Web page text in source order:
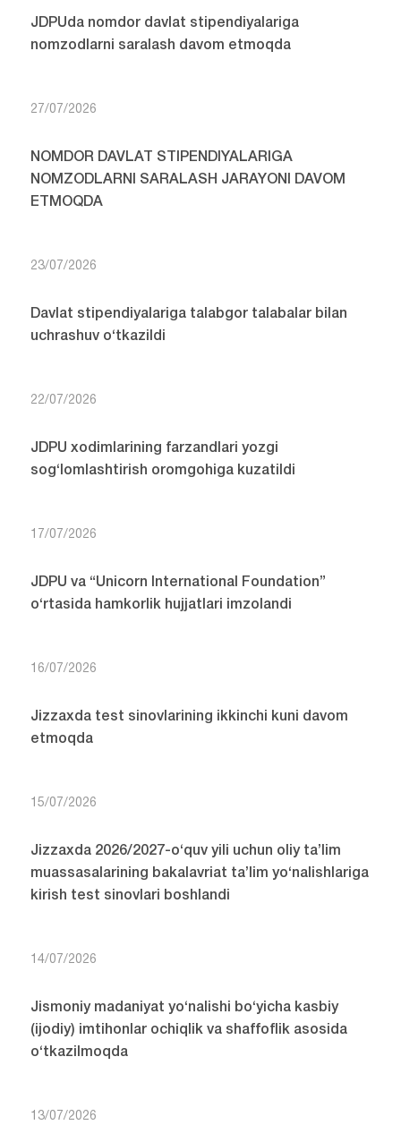
JDPUda nomdor davlat stipendiyalariga
nomzodlarni saralash davom etmoqda
27/07/2026
NOMDOR DAVLAT STIPENDIYALARIGA
NOMZODLARNI SARALASH JARAYONI DAVOM
ETMOQDA
23/07/2026
Davlat stipendiyalariga talabgor talabalar bilan
uchrashuv o‘tkazildi
22/07/2026
JDPU xodimlarining farzandlari yozgi
sog‘lomlashtirish oromgohiga kuzatildi
17/07/2026
JDPU va “Unicorn International Foundation”
o‘rtasida hamkorlik hujjatlari imzolandi
16/07/2026
Jizzaxda test sinovlarining ikkinchi kuni davom
etmoqda
15/07/2026
Jizzaxda 2026/2027-o‘quv yili uchun oliy ta’lim
muassasalarining bakalavriat ta’lim yo‘nalishlariga
kirish test sinovlari boshlandi
14/07/2026
Jismoniy madaniyat yo‘nalishi bo‘yicha kasbiy
(ijodiy) imtihonlar ochiqlik va shaffoflik asosida
o‘tkazilmoqda
13/07/2026